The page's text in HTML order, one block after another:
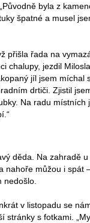
byla z
špatné a musel
přišla řada na
chalupy, jezdil
jíl jsem
drtiči. Zjistil
Na radu místních
děda. Na zahradě
nahoře můžou i
v listopadu se
stránky s fotkami.